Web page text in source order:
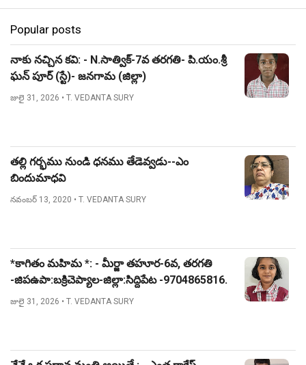
Popular posts
నాకు నచ్చిన కవి: - N.సాత్విక్-7వ తరగతి- పి.యం.శ్రీ
ఘన్ పూర్ (స్టే)- జనగామ (జిల్లా)
జులై 31, 2026 • T. VEDANTA SURY
తల్లి గర్భము నుండి ధనము తేడెవ్వడు--ఎం
బిందుమాధవి
నవంబర్ 13, 2020 • T. VEDANTA SURY
*కాగితం మహిమ *: - మీర్జా తహూర-6వ, తరగతి
-జిపఉపా:బక్రిచెప్యాల-జిల్లా:సిద్దిపేట -9704865816.
జులై 31, 2026 • T. VEDANTA SURY